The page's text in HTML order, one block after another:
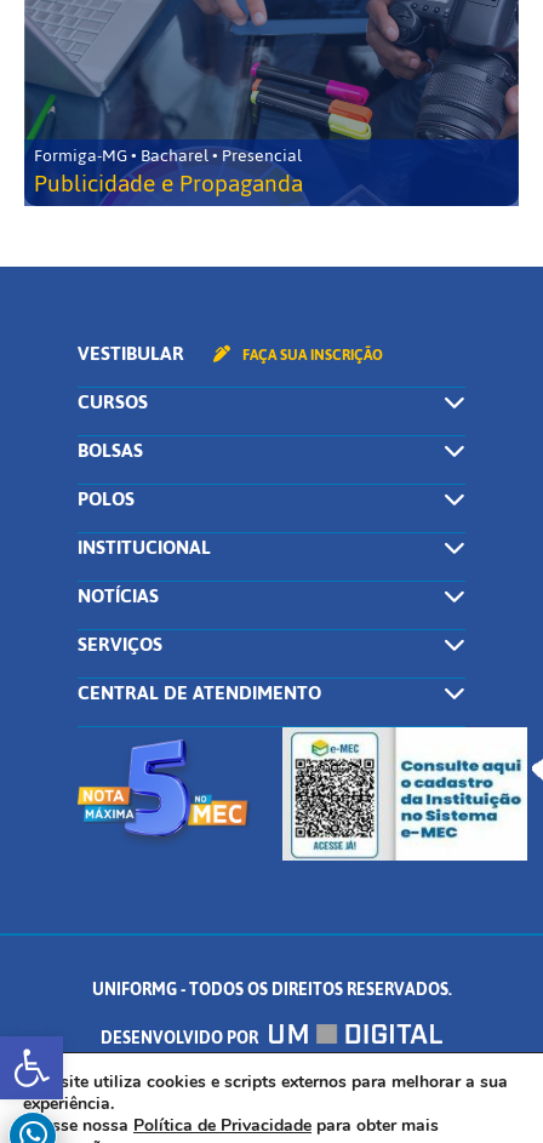
Abrir a barra de ferramentas
Formiga-MG • Bacharel • Presencial
Publicidade e Propaganda
VESTIBULAR FAÇA SUA INSCRIÇÃO
CURSOS
BOLSAS
POLOS
INSTITUCIONAL
NOTÍCIAS
SERVIÇOS
CENTRAL DE ATENDIMENTO
UNIFORMG - TODOS OS DIREITOS RESERVADOS.
DESENVOLVIDO POR
AV. DR. ARNALDO DE SENNA, 328 - PALMEIRAS, FORMIGA/MG - CEP:
35.574.530
Este site utiliza cookies e scripts externos para melhorar a sua
experiência.
Acesse nossa Política de Privacidade para obter mais